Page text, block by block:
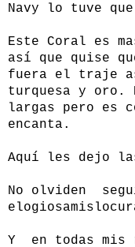
Navy lo tuve
Este Coral es
así que quise
fuera el traje
turquesa y oro.
largas pero es
encanta.
Aquí les dejo
No olviden
Y en todas mis